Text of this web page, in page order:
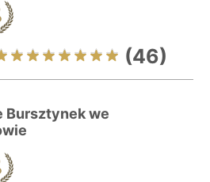
(46)
Bursztynek we